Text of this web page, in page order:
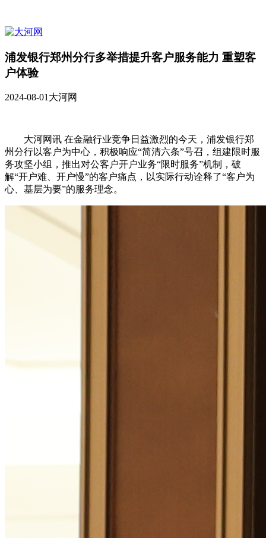
浦发银行郑州分行多举措提升客户服务能力 重塑客
户体验
2024-08-01大河网
大河网讯 在金融行业竞争日益激烈的今天，浦发银行郑
州分行以客户为中心，积极响应“简清六条”号召，组建限时服
务攻坚小组，推出对公客户开户业务“限时服务”机制，破
解“开户难、开户慢”的客户痛点，以实际行动诠释了“客户为
心、基层为要”的服务理念。